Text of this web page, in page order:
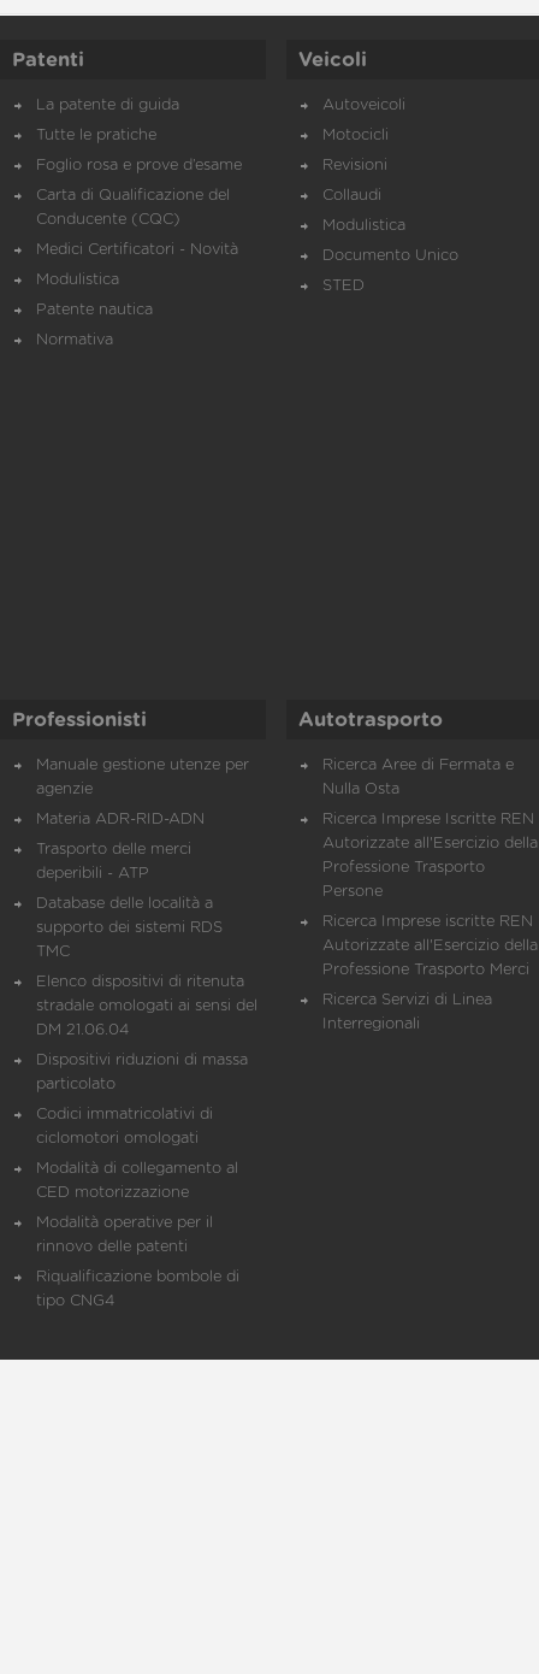
Patenti
La patente di guida
Tutte le pratiche
Foglio rosa e prove d’esame
Carta di Qualificazione del
Conducente (CQC)
Medici Certificatori - Novità
Modulistica
Patente nautica
Normativa
Veicoli
Autoveicoli
Motocicli
Revisioni
Collaudi
Modulistica
Documento Unico
STED
Professionisti
Manuale gestione utenze per
agenzie
Materia ADR-RID-ADN
Trasporto delle merci
deperibili - ATP
Database delle località a
supporto dei sistemi RDS
TMC
Elenco dispositivi di ritenuta
stradale omologati ai sensi del
DM 21.06.04
Dispositivi riduzioni di massa
particolato
Codici immatricolativi di
ciclomotori omologati
Modalità di collegamento al
CED motorizzazione
Modalità operative per il
rinnovo delle patenti
Riqualificazione bombole di
tipo CNG4
Autotrasporto
Ricerca Aree di Fermata e
Nulla Osta
Ricerca Imprese Iscritte REN
Autorizzate all'Esercizio della
Professione Trasporto
Persone
Ricerca Imprese iscritte REN
Autorizzate all'Esercizio della
Professione Trasporto Merci
Ricerca Servizi di Linea
Interregionali